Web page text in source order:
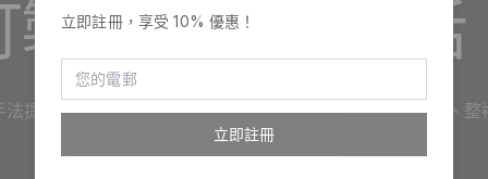
立即註冊，享受 10% 優惠！
立即註冊
製，融入你生活
法提供設計、印嘢及產品禮品訂製服務。訂制服、印班衫、整
立自家品牌，一切變得很簡單！